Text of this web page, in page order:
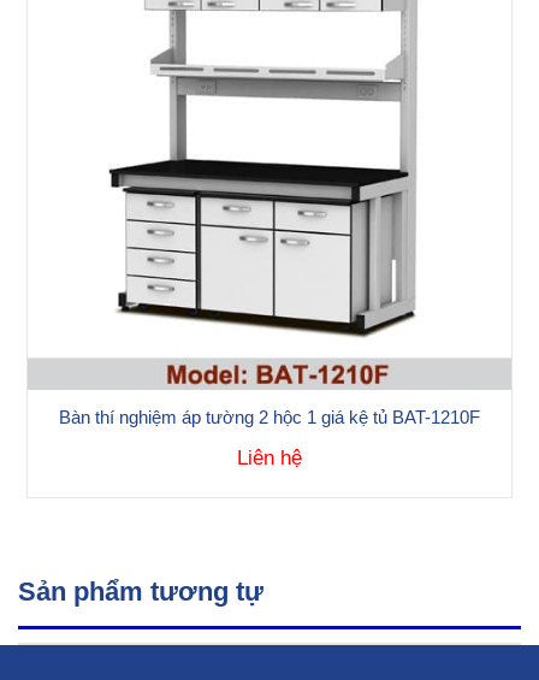
Bàn thí nghiệm áp tường 2 hộc 1 giá kệ tủ BAT-1210F
Liên hệ
Sản phẩm tương tự